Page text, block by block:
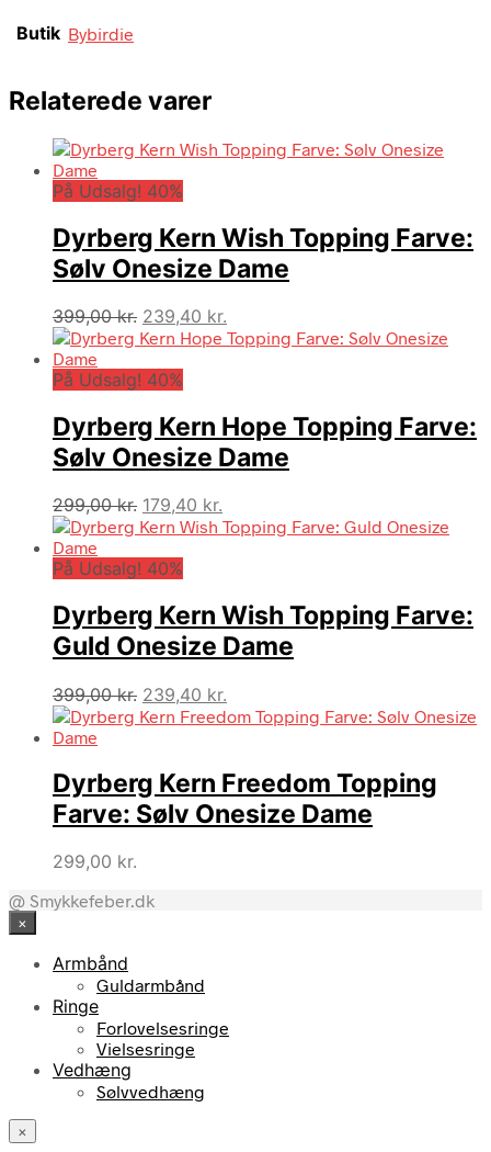
Butik Bybirdie
Relaterede varer
På Udsalg! 40%
Dyrberg Kern Wish Topping Farve:
Sølv Onesize Dame
399,00kr. Den
oprindelige
var:
239,40 kr.
aktuelle
På Udsalg! 40%
Dyrberg Kern Hope Topping Farve:
Sølv Onesize Dame
299,00kr. Den
oprindelige
var:
179,40 kr.
aktuelle
På Udsalg! 40%
Dyrberg Kern Wish Topping Farve:
Guld Onesize Dame
399,00kr. Den
oprindelige
399,00 kr..
239,40 kr.
aktuelle
239,40 kr..
Dyrberg Kern Freedom Topping
Farve: Sølv Onesize Dame
299,00 kr.
@ Smykkefeber.dk
×
Armbånd
Guldarmbånd
Ringe
Forlovelsesringe
Vielsesringe
Vedhæng
Sølvvedhæng
×